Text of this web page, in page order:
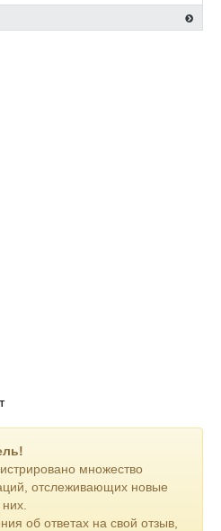
множество
отслеживающих новые
об ответах на свой отзыв,